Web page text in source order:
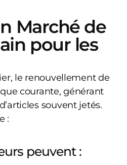
Marché de
pour les
le renouvellement de
courante, générant
souvent jetés.
:
peuvent :